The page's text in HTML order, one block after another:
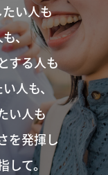
い人も
、
する人も
人も、
い人も
を発揮し
して。